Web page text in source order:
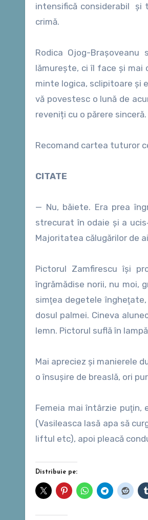
intensifică considerabil și
crimă.
Rodica Ojog-
lămurește, ci îl face și mai
minte logica, sclipitoare și
vă povestesc o lună de
reveniți cu o părere sinceră.
Recomand cartea tuturor
CITATE
— Nu, băiete. Era prea
strecurat în odaie şi a
Majoritatea călugărilor de
Pictorul Zamfirescu îşi
îngrămădise norii, nu moi,
simţea degetele
dosul palmei. Cineva
lemn. Pictorul suflă în
Mai apreciez şi manierele
o însuşire de breaslă, ori
Femeia mai întârzie puţin,
(Vasileasca lasă apa să
liftul etc), apoi pleacă
Distribuie pe: